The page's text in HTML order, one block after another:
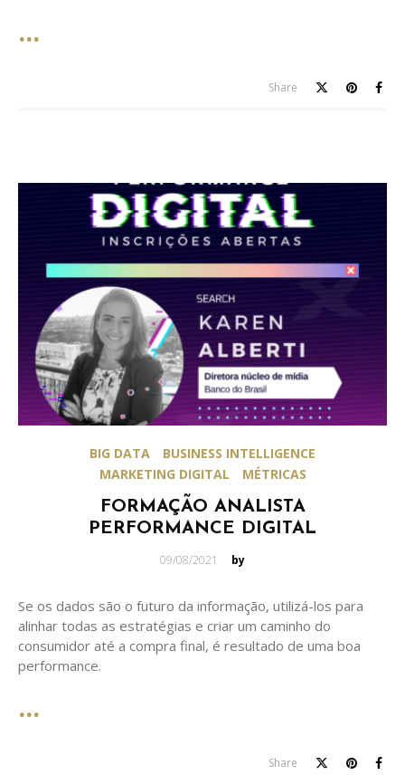
Share
BIG DATA
BUSINESS INTELLIGENCE
MARKETING DIGITAL
MÉTRICAS
FORMAÇÃO ANALISTA
PERFORMANCE DIGITAL
Posted
09/08/2021 by
Se os dados são o futuro da informação, utilizá-los para
alinhar todas as estratégias e criar um caminho do
consumidor até a compra final, é resultado de uma boa
performance.
Share